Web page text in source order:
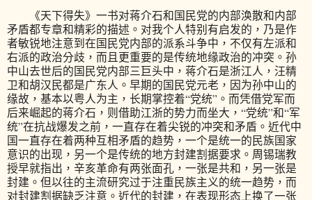
《天下得失》一书对蒋介石和国民党的内部涣散和内部
矛盾都专章和精彩的描述。对我个人特别有启发的，乃是作
者敏锐地注意到在国民党内部的派系斗争中，不仅有左派和
右派的政治分歧，而且更重要的是传统地缘政治的冲突。孙
中山去世后的国民党内部三巨头中，蒋介石是浙江人，汪精
卫和胡汉民都是广东人。早期的国民党元老，因为孙中山的
缘故，基本以粤人为主，长期掌控着“党统”。而凭借党军而
后来崛起的蒋介石，则借助江浙的势力而坐大，“党统”和“军
统”在抗战爆发之前，一直存在着尖锐的冲突和矛盾。近代中
国一直存在着两种互相矛盾的趋势，一个是统一的民族国家
意识的出现，另一个是传统的地方封建割据要求。周锡瑞教
授早就指出，辛亥革命有两张面孔，一张是共和，另一张是
封建。但以往的主流研究过于注重民族主义的统一趋势，而
对封建割据缺乏注意。近代的封建，在表现形态上换了一张